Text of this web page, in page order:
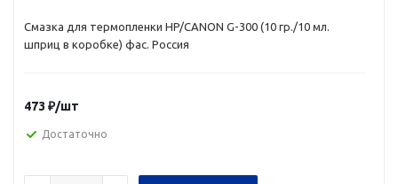
Смазка для термопленки HP/CANON G-300 (10 гр./10 мл.
шприц в коробке) фас. Россия
473 ₽/шт
Достаточно